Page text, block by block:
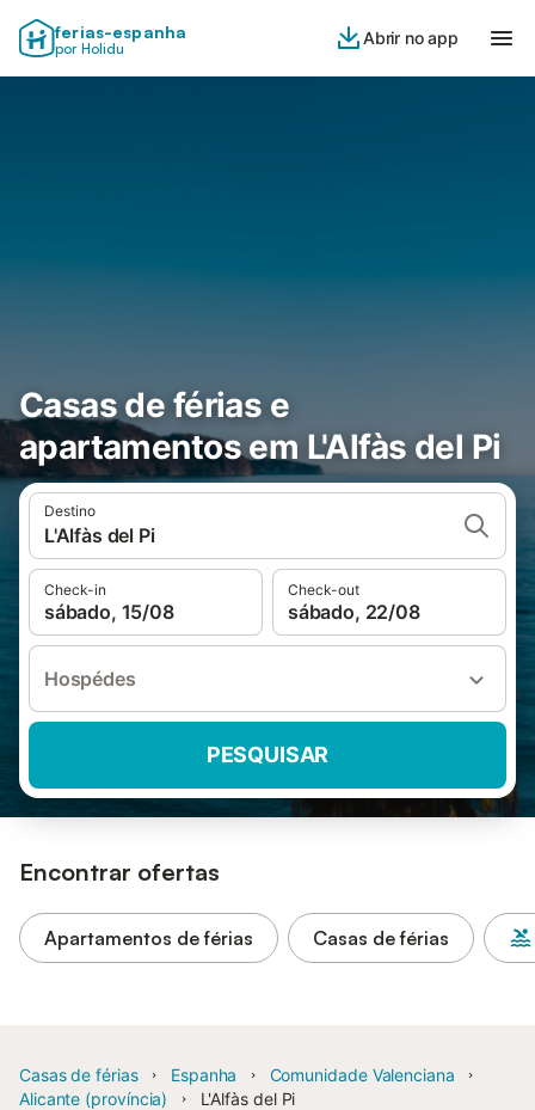
ferias-espanha
por Holidu
Abrir no app
Casas de férias e
apartamentos em L'Alfàs del Pi
Destino
L'Alfàs del Pi
Check-in
sábado, 15/08
Check-out
sábado, 22/08
Hospédes
PESQUISAR
Encontrar ofertas
Apartamentos de férias Casas de férias
Casas de férias Espanha
Comunidade Valenciana
Alicante (província)
L'Alfàs del Pi